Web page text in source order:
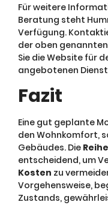
Für weitere
Beratung steht
Verfügung.
der oben
Sie die Website für
angebotenen
Fazit
Eine gut geplante
den Wohnkomfort,
Gebäudes. Die
entscheidend, um
Kosten zu
Vorgehensweise,
Zustands,